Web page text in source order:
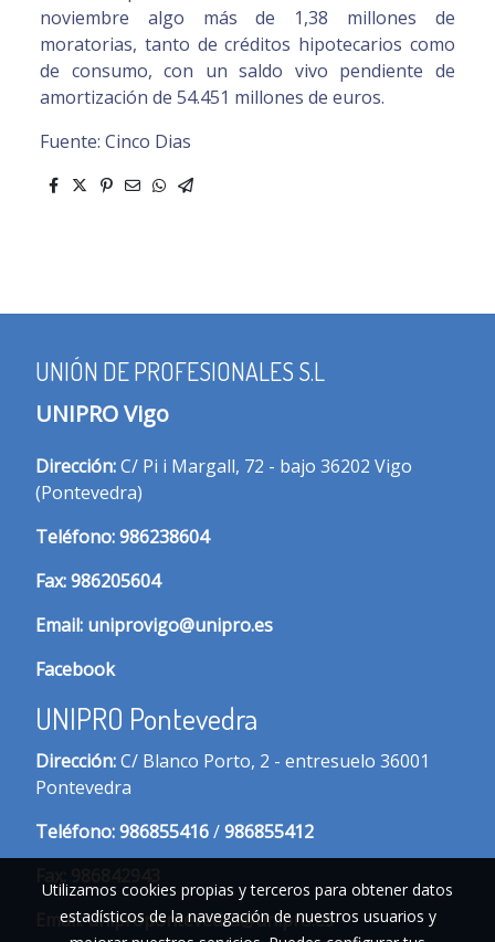
noviembre algo más de 1,38 millones de
moratorias, tanto de créditos hipotecarios como
de consumo, con un saldo vivo pendiente de
amortización de 54.451 millones de euros.
Fuente: Cinco Dias
UNIÓN DE PROFESIONALES S.L
UNIPRO Vigo
Dirección:C/ Pi i Margall, 72 - bajo 36202 Vigo
(Pontevedra)
Teléfono:986238604
Fax:986205604
Email: uniprovigo@unipro.es
Facebook
UNIPRO Pontevedra
Dirección:C/ Blanco Porto, 2 - entresuelo 36001
Pontevedra
Teléfono:986855416/986855412
Email:unipropontevedra@unipro.es
Utilizamos cookies propias y terceros para obtener datos
estadísticos de la navegación de nuestros usuarios y